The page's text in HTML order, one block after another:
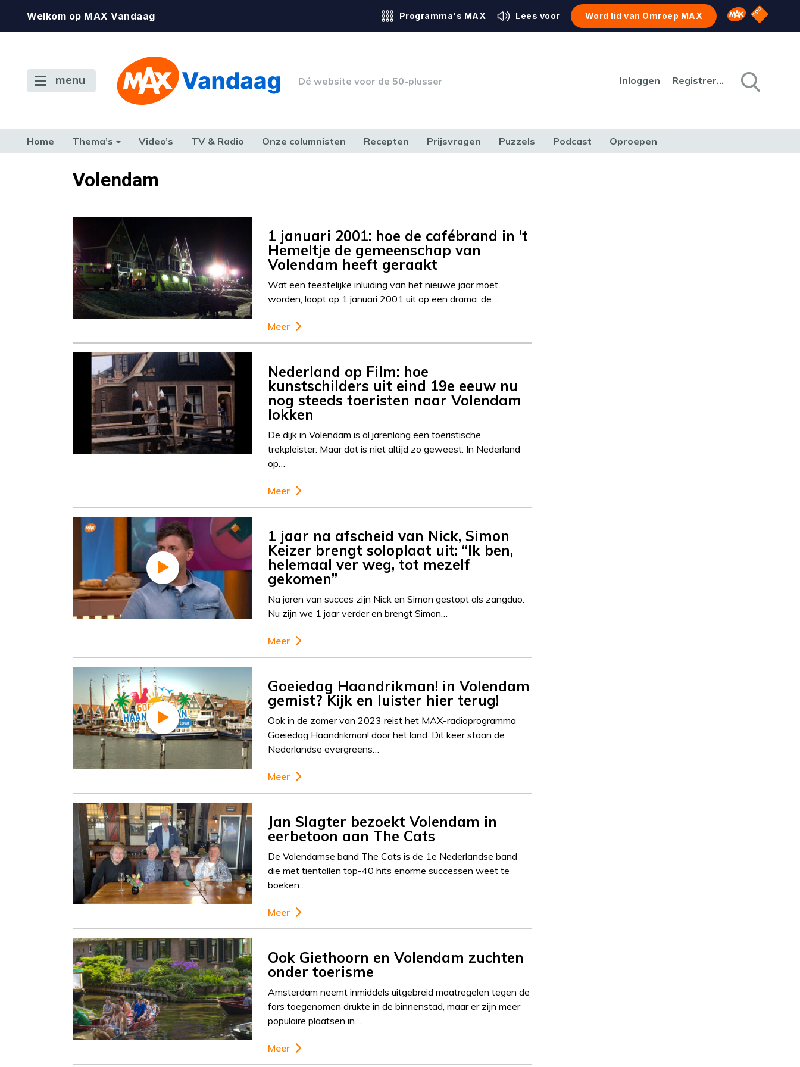
Welkom op MAX Vandaag Programma's MAX Lees voor Word lid van Omroep MAX Omroep MAX
NPO
menu Dé website voor de 50-plusser Inloggen Registreren
Home Thema’s Video’s TV & Radio Onze columnisten Recepten Prijsvragen Puzzels Podcast Oproepen
TERUG NAAR TOENVolendam
1 januari 2001: hoe de cafébrand in ’t
Hemeltje de gemeenschap van
Volendam heeft geraakt
Wat een feestelijke inluiding van het nieuwe jaar moet
worden, loopt op 1 januari 2001 uit op een drama: de…
Meer
Nederland op Film: hoe
kunstschilders uit eind 19e eeuw nu
nog steeds toeristen naar Volendam
lokken
De dijk in Volendam is al jarenlang een toeristische
trekpleister. Maar dat is niet altijd zo geweest. In Nederland
op…
Meer
1 jaar na afscheid van Nick, Simon
Keizer brengt soloplaat uit: “Ik ben,
helemaal ver weg, tot mezelf
gekomen”
Na jaren van succes zijn Nick en Simon gestopt als zangduo.
Nu zijn we 1 jaar verder en brengt Simon…
Meer
Goeiedag Haandrikman! in Volendam
gemist? Kijk en luister hier terug!
Ook in de zomer van 2023 reist het MAX-radioprogramma
Goeiedag Haandrikman! door het land. Dit keer staan de
Nederlandse evergreens…
Meer
Jan Slagter bezoekt Volendam in
eerbetoon aan The Cats
De Volendamse band The Cats is de 1e Nederlandse band
die met tientallen top-40 hits enorme successen weet te
boeken….
Meer
Ook Giethoorn en Volendam zuchten
onder toerisme
Amsterdam neemt inmiddels uitgebreid maatregelen tegen de
fors toegenomen drukte in de binnenstad, maar er zijn meer
populaire plaatsen in…
Meer